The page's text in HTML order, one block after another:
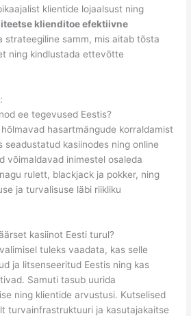
klientide lojaalsust ning
klienditoe efektiivne
strateegiline samm, mis aitab tõsta
ning kindlustada ettevõtte
ee tegevused Eestis?
hasartmängude korraldamist
seadustatud kasiinodes ning online
võimaldavad inimestel osaleda
rulett, blackjack ja pokker, ning
ja turvalisuse läbi riikliku
kasiinot Eesti turul?
tuleks vaadata, kas selle
ja litsenseeritud Eestis ning kas
Samuti tasub uurida
ning klientide arvustusi. Kutselised
turvainfrastruktuuri ja kasutajakaitse